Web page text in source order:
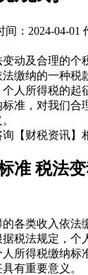
：2024-04-01
动及合理的个
缴纳的一种税
人所得税的起
准，对我们合
询 【财税资讯】
准 税法
各类收入依法
税法规定，个
所得税缴纳标
有重要意义。